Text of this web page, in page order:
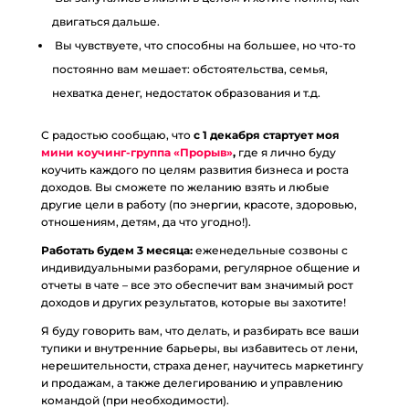
двигаться дальше.
Вы чувствуете, что способны на большее, но что-то
постоянно вам мешает: обстоятельства, семья,
нехватка денег, недостаток образования и т.д.
С радостью сообщаю, что с 1 декабря стартует моя
мини коучинг-группа «Прорыв»,где я лично буду
коучить каждого по целям развития бизнеса и роста
доходов. Вы сможете по желанию взять и любые
другие цели в работу (по энергии, красоте, здоровью,
отношениям, детям, да что угодно!).
Работать будем 3 месяца:еженедельные созвоны с
индивидуальными разборами, регулярное общение и
отчеты в чате – все это обеспечит вам значимый рост
доходов и других результатов, которые вы захотите!
Я буду говорить вам, что делать, и разбирать все ваши
тупики и внутренние барьеры, вы избавитесь от лени,
нерешительности, страха денег, научитесь маркетингу
и продажам, а также делегированию и управлению
командой (при необходимости).